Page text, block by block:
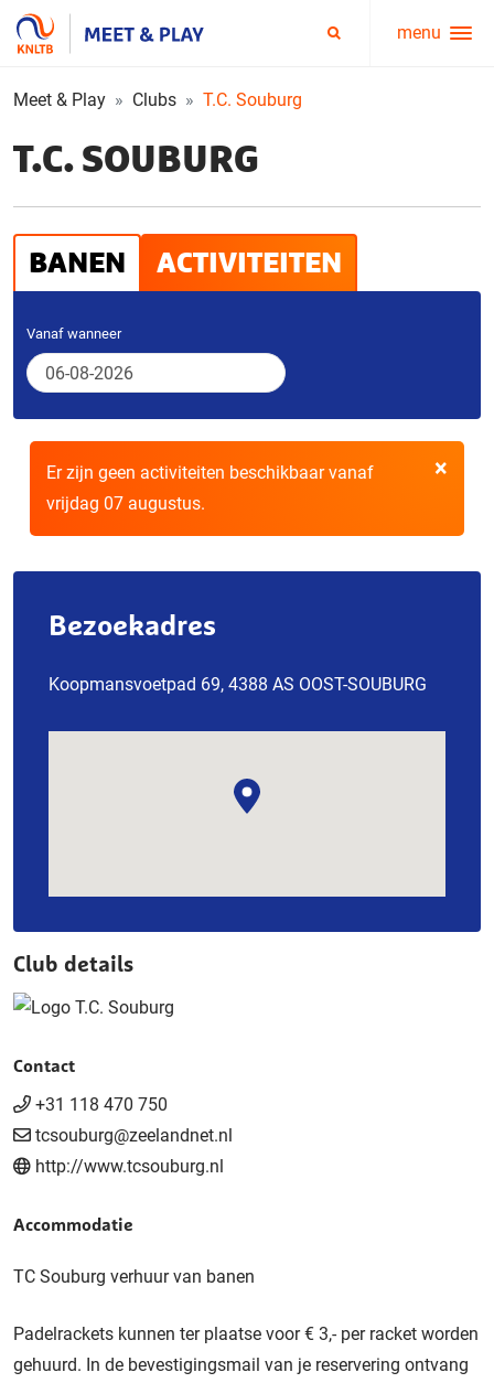
Service
menu
menu
Meet & Play Clubs T.C. Souburg
T.C. SOUBURG
BANEN ACTIVITEITEN
Vanaf wanneer
×
Er zijn geen activiteiten beschikbaar vanaf
vrijdag 07 augustus.
Bezoekadres
Koopmansvoetpad 69, 4388 AS OOST-SOUBURG
Club details
Contact
+31 118 470 750
tcsouburg@zeelandnet.nl
http://www.tcsouburg.nl
Accommodatie
TC Souburg verhuur van banen
Padelrackets kunnen ter plaatse voor € 3,- per racket worden
gehuurd. In de bevestigingsmail van je reservering ontvang